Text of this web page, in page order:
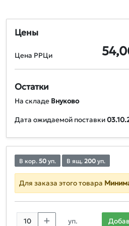
Цены
Цена РРЦи
Остатки
На складе Внуково
Дата ожидаемой поставки
В кор. 50 уп. В ящ. 200 уп.
Для заказа этого товара
уп.